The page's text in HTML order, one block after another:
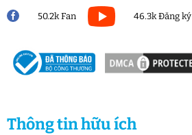
50.2k Fan 46.3k Đăng ký
Thông tin hữu ích